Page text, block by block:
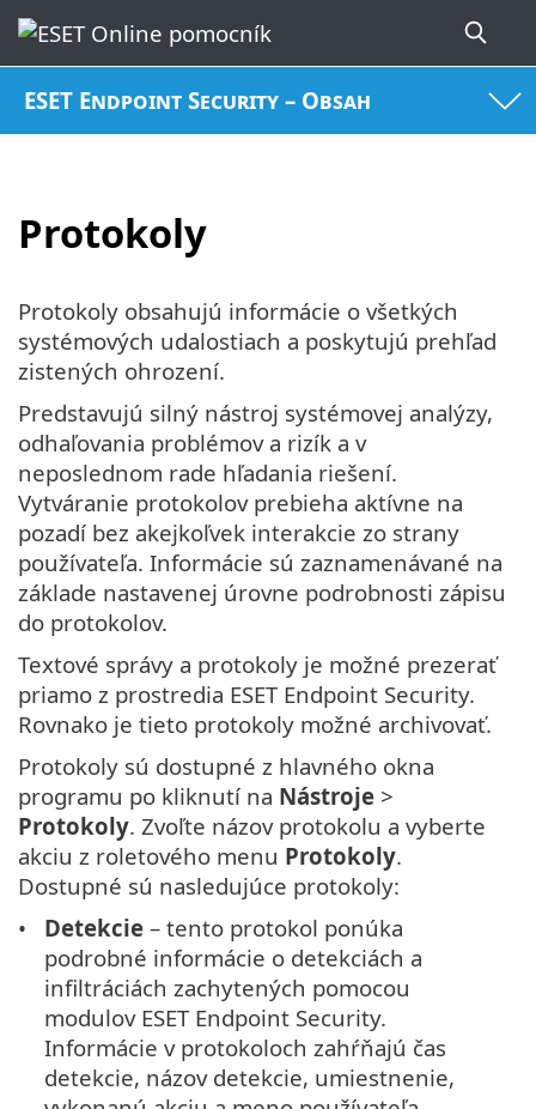
ESET Endpoint Security – Obsah
Protokoly
Protokoly obsahujú informácie o všetkých
systémových udalostiach a poskytujú prehľad
zistených ohrození.
Predstavujú silný nástroj systémovej analýzy,
odhaľovania problémov a rizík a v
neposlednom rade hľadania riešení.
Vytváranie protokolov prebieha aktívne na
pozadí bez akejkoľvek interakcie zo strany
používateľa. Informácie sú zaznamenávané na
základe nastavenej úrovne podrobnosti zápisu
do protokolov.
Textové správy a protokoly je možné prezerať
priamo z prostredia ESET Endpoint Security.
Rovnako je tieto protokoly možné archivovať.
Protokoly sú dostupné z hlavného okna
programu po kliknutí na Nástroje >
Protokoly. Zvoľte názov protokolu a vyberte
akciu z roletového menu Protokoly.
Dostupné sú nasledujúce protokoly:
Detekcie – tento protokol ponúka
podrobné informácie o detekciách a
infiltráciách zachytených pomocou
modulov ESET Endpoint Security.
Informácie v protokoloch zahŕňajú čas
detekcie, názov detekcie, umiestnenie,